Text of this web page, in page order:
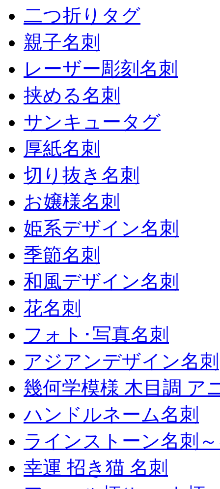
二つ折りタグ
親子名刺
レーザー彫刻名刺
挟める名刺
サンキュータグ
厚紙名刺
切り抜き名刺
お嬢様名刺
姫系デザイン名刺
季節名刺
和風デザイン名刺
花名刺
フォト･写真名刺
アジアンデザイン名刺
幾何学模様 木目調 ア
ハンドルネーム名刺
ラインストーン名刺
幸運 招き猫 名刺